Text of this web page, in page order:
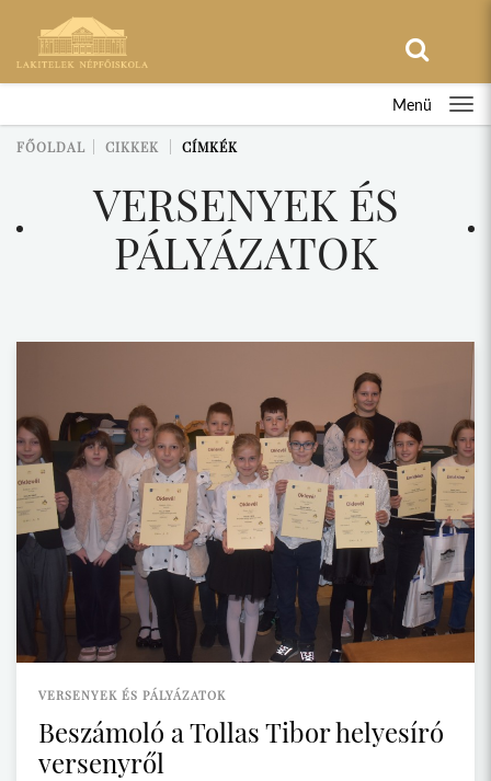
Menü
FŐOLDAL CIKKEK CÍMKÉK
VERSENYEK ÉS
PÁLYÁZATOK
VERSENYEK ÉS PÁLYÁZATOK
Beszámoló a Tollas Tibor helyesíró
versenyről